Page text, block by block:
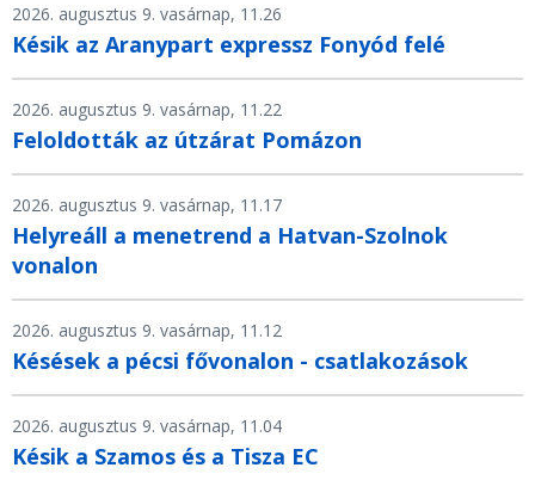
2026. augusztus 9. vasárnap, 11.26
Késik az Aranypart expressz Fonyód felé
2026. augusztus 9. vasárnap, 11.22
Feloldották az útzárat Pomázon
2026. augusztus 9. vasárnap, 11.17
Helyreáll a menetrend a Hatvan-Szolnok
vonalon
2026. augusztus 9. vasárnap, 11.12
Késések a pécsi fővonalon - csatlakozások
2026. augusztus 9. vasárnap, 11.04
Késik a Szamos és a Tisza EC